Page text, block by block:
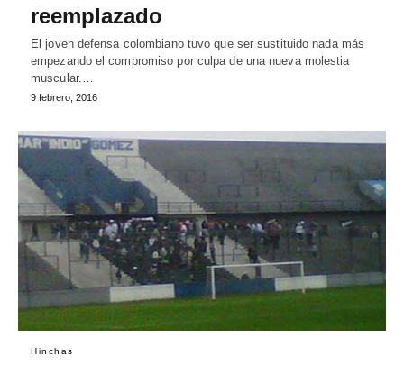
reemplazado
El joven defensa colombiano tuvo que ser sustituido nada más
empezando el compromiso por culpa de una nueva molestia
muscular.…
9 febrero, 2016
Hinchas